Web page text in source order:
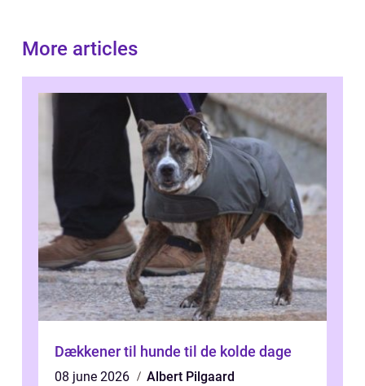
More articles
Dækkener til hunde til de kolde dage
08 june 2026
Albert Pilgaard